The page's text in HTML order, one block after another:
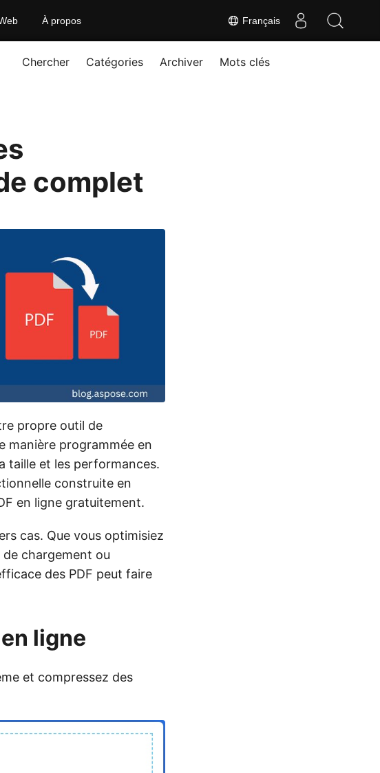
Français
À propos
Chercher Catégories Archiver Mots clés
complet
propre outil de
manière programmée en
taille et les performances.
construite en
en ligne gratuitement.
cas. Que vous optimisiez
chargement ou
des PDF peut faire
ligne
et compressez des